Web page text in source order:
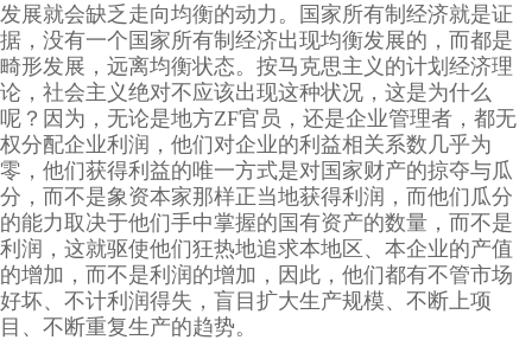
发展就会缺乏走向均衡的动力。国家所有制经济就是证
据，没有一个国家所有制经济出现均衡发展的，而都是
畸形发展，远离均衡状态。按马克思主义的计划经济理
论，社会主义绝对不应该出现这种状况，这是为什么
呢？因为，无论是地方ZF官员，还是企业管理者，都无
权分配企业利润，他们对企业的利益相关系数几乎为
零，他们获得利益的唯一方式是对国家财产的掠夺与瓜
分，而不是象资本家那样正当地获得利润，而他们瓜分
的能力取决于他们手中掌握的国有资产的数量，而不是
利润，这就驱使他们狂热地追求本地区、本企业的产值
的增加，而不是利润的增加，因此，他们都有不管市场
好坏、不计利润得失，盲目扩大生产规模、不断上项
目、不断重复生产的趋势。